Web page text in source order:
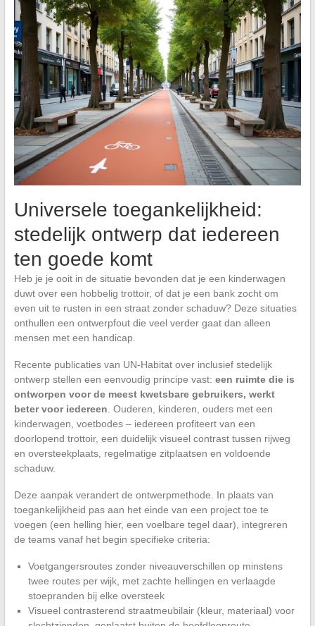
Universele toegankelijkheid:
stedelijk ontwerp dat iedereen
ten goede komt
Heb je je ooit in de situatie bevonden dat je een kinderwagen
duwt over een hobbelig trottoir, of dat je een bank zocht om
even uit te rusten in een straat zonder schaduw? Deze situaties
onthullen een ontwerpfout die veel verder gaat dan alleen
mensen met een handicap.
Recente publicaties van UN-Habitat over inclusief stedelijk
ontwerp stellen een eenvoudig principe vast: een ruimte die is
ontworpen voor de meest kwetsbare gebruikers, werkt
beter voor iedereen . Ouderen, kinderen, ouders met een
kinderwagen, voetbodes – iedereen profiteert van een
doorlopend trottoir, een duidelijk visueel contrast tussen rijweg
en oversteekplaats, regelmatige zitplaatsen en voldoende
schaduw.
Deze aanpak verandert de ontwerpmethode. In plaats van
toegankelijkheid pas aan het einde van een project toe te
voegen (een helling hier, een voelbare tegel daar), integreren
de teams vanaf het begin specifieke criteria:
Voetgangersroutes zonder niveauverschillen op minstens
twee routes per wijk, met zachte hellingen en verlaagde
stoepranden bij elke oversteek
Visueel contrasterend straatmeubilair (kleur, materiaal) voor